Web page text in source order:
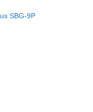
SBG-9P